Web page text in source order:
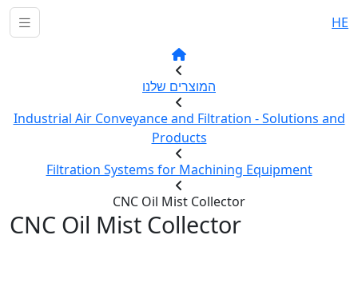
HE
המוצרים שלנו
Industrial Air Conveyance and Filtration - Solutions and
Products
Filtration Systems for Machining Equipment
CNC Oil Mist Collector
CNC Oil Mist Collector